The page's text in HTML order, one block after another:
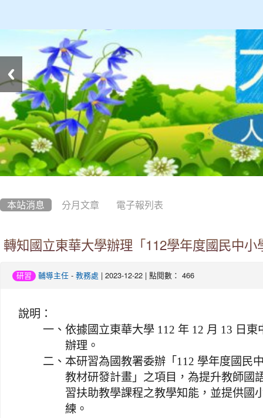
本站消息 分月文章 電子報列表
轉知國立東華大學辦理「112學年度國民中
研習 輔導主任 - 教務處 | 2023-12-22 | 點閱數： 466
說明：
一、 依據國立東華大學 112 年 12 月 13 日東
辦理。
二、 本研習為國教署委辦「112 學年度國民
教材研發計畫」之項目，為提升教師國
習扶助教學課程之教學知能，並提供國
練。